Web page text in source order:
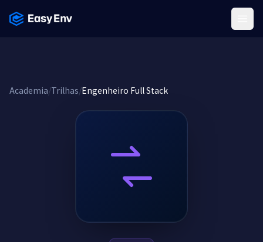
Academia/Trilhas/Engenheiro Full Stack